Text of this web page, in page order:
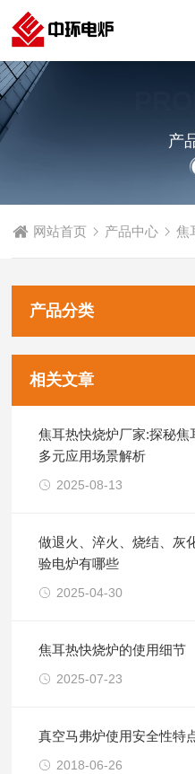
产
网站首页 产品中心 焦
产品分类
相关文章
焦耳热快烧炉厂家:探秘
多元应用场景解析
2025-08-13
做退火、淬火、烧结、灰
验电炉有哪些
2025-04-30
焦耳热快烧炉的使用细节
2025-07-23
真空马弗炉使用安全性特
2018-06-26